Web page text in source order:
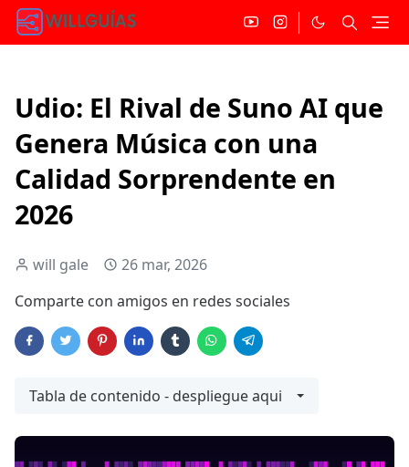
Udio: El Rival de Suno AI que
Genera Música con una
Calidad Sorprendente en
2026
will gale
26 mar, 2026
Comparte con amigos en redes sociales
Tabla de contenido - despliegue aqui